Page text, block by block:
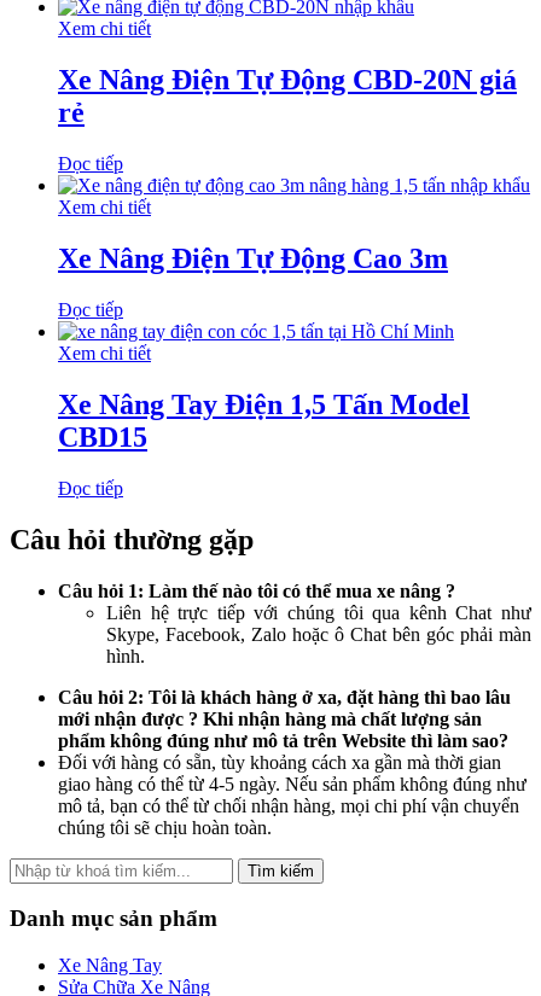
Xem chi tiết
Xe Nâng Điện Tự Động CBD-20N giá
rẻ
Đọc tiếp
Xem chi tiết
Xe Nâng Điện Tự Động Cao 3m
Đọc tiếp
Xem chi tiết
Xe Nâng Tay Điện 1,5 Tấn Model
CBD15
Đọc tiếp
Câu hỏi thường gặp
Câu hỏi 1: Làm thế nào tôi có thể mua xe nâng ?
Liên hệ trực tiếp với chúng tôi qua kênh Chat như
Skype, Facebook, Zalo hoặc ô Chat bên góc phải màn
hình.
Câu hỏi 2: Tôi là khách hàng ở xa, đặt hàng thì bao lâu
mới nhận được ? Khi nhận hàng mà chất lượng sản
phẩm không đúng như mô tả trên Website thì làm sao?
Đối với hàng có sẵn, tùy khoảng cách xa gần mà thời gian
giao hàng có thể từ 4-5 ngày. Nếu sản phẩm không đúng như
mô tả, bạn có thể từ chối nhận hàng, mọi chi phí vận chuyển
chúng tôi sẽ chịu hoàn toàn.
Tìm kiếm
Danh mục sản phẩm
Xe Nâng Tay
Sửa Chữa Xe Nâng